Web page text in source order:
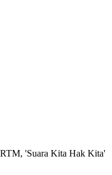
RTM, 'Suara Kita Hak Kita'